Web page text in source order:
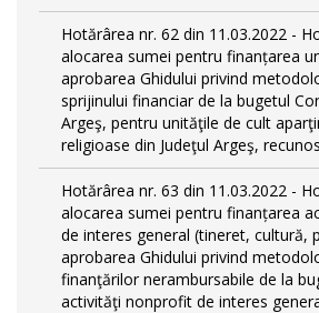
Hotărârea nr. 62 din 11.03.2022 -
alocarea sumei pentru finanțarea
aprobarea Ghidului privind
sprijinului financiar de la bugetul
Argeş, pentru unităţile de cult
religioase din Judeţul Argeş,
Hotărârea nr. 63 din 11.03.2022 -
alocarea sumei pentru finanțarea
de interes general (tineret, cultură,
aprobarea Ghidului privind
finanţărilor nerambursabile de la
activităţi nonprofit de interes